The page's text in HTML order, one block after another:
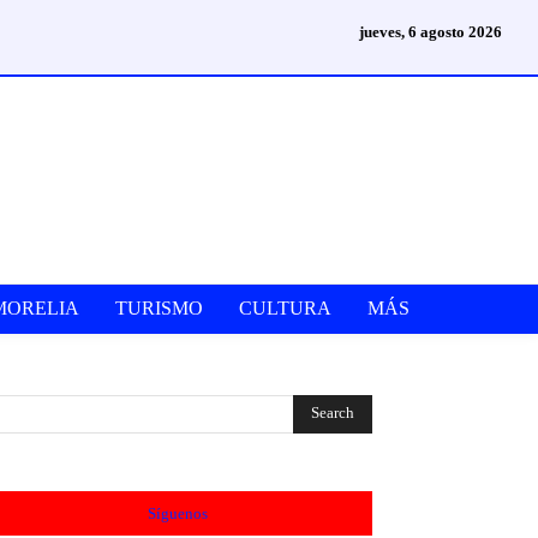
jueves, 6 agosto 2026
TURISMO CULTURA MÁS
Síguenos